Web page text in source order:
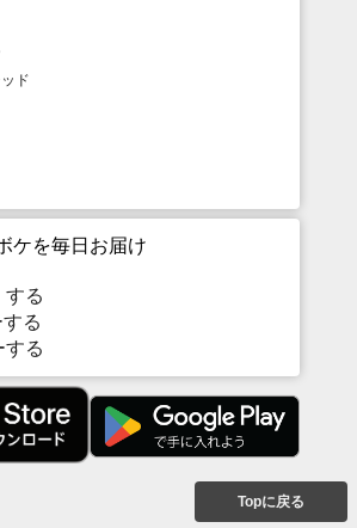
ド
ケを毎日お届け
る
る
る
Topに戻る